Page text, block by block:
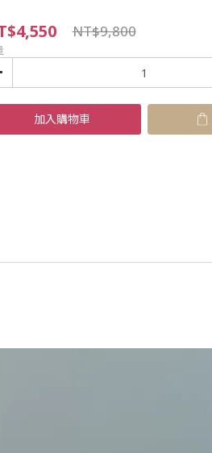
NT$9,800
加入購物車